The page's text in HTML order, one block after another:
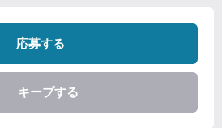
応募する
キープする